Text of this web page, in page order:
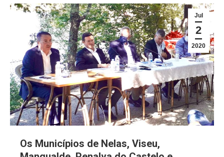
Jul
2
2020
Os Municípios de Nelas, Viseu,